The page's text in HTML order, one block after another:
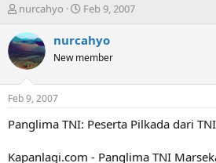
T
r
e
a
s
t
a
nurcahyo
S
a
t
e
Feb 9, 2007
nurcahyo
New member
Feb 9, 2007
Panglima TNI: Peserta Pilkada dari
Kapanlagi.com - Panglima TNI